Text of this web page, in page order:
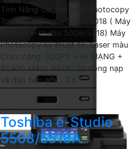
Tính Năng Cơ Bản Máy Photocopy
Toshiba e-Studio 5008/5018 ( Máy
toshiba e-studio 5008/5018) Máy
Photocopy kỹ thuật số, Laser màu
Chức năng: (COPY + IN MẠNG +
SCAN) MÀU RADF: Tự động nạp
và đảo bản gốc : Có...
Toshiba e-Studio
5508/5518A